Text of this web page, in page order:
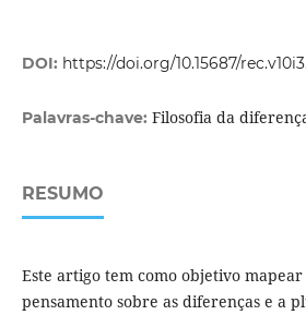
DOI: https://doi.org/10.15687/
Palavras-chave: Filosofia da
RESUMO
Este artigo tem como objetivo mapear
pensamento sobre as diferenças e a